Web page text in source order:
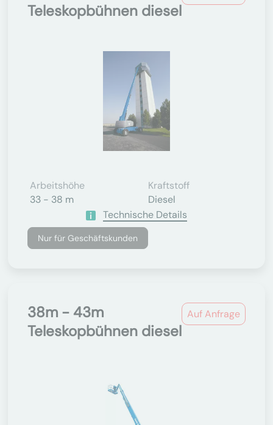
Teleskopbühnen diesel
Arbeitshöhe
33 - 38 m
Kraftstoff
Diesel
Technische Details
Nur für Geschäftskunden
Auf Anfrage
38m - 43m
Teleskopbühnen diesel